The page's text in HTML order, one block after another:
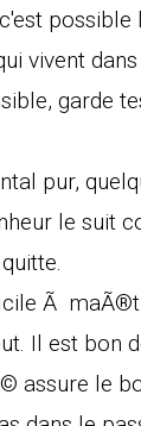
possible
vivent
garde
pur,
le suit
Ã
Il est bon
assure le